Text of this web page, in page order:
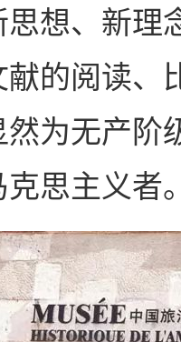
想、新理
的阅读、
为无产阶
思主义者